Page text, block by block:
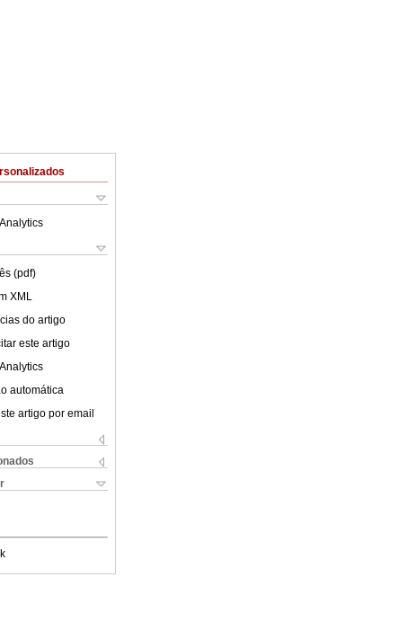
(pdf)
XML
do artigo
este artigo
automática
artigo por email